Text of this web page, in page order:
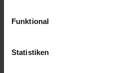
Funktional
Statistiken